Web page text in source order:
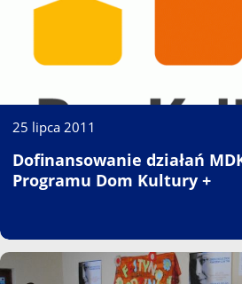
25 lipca 2011
Dofinansowanie działań
Programu Dom Kultury +